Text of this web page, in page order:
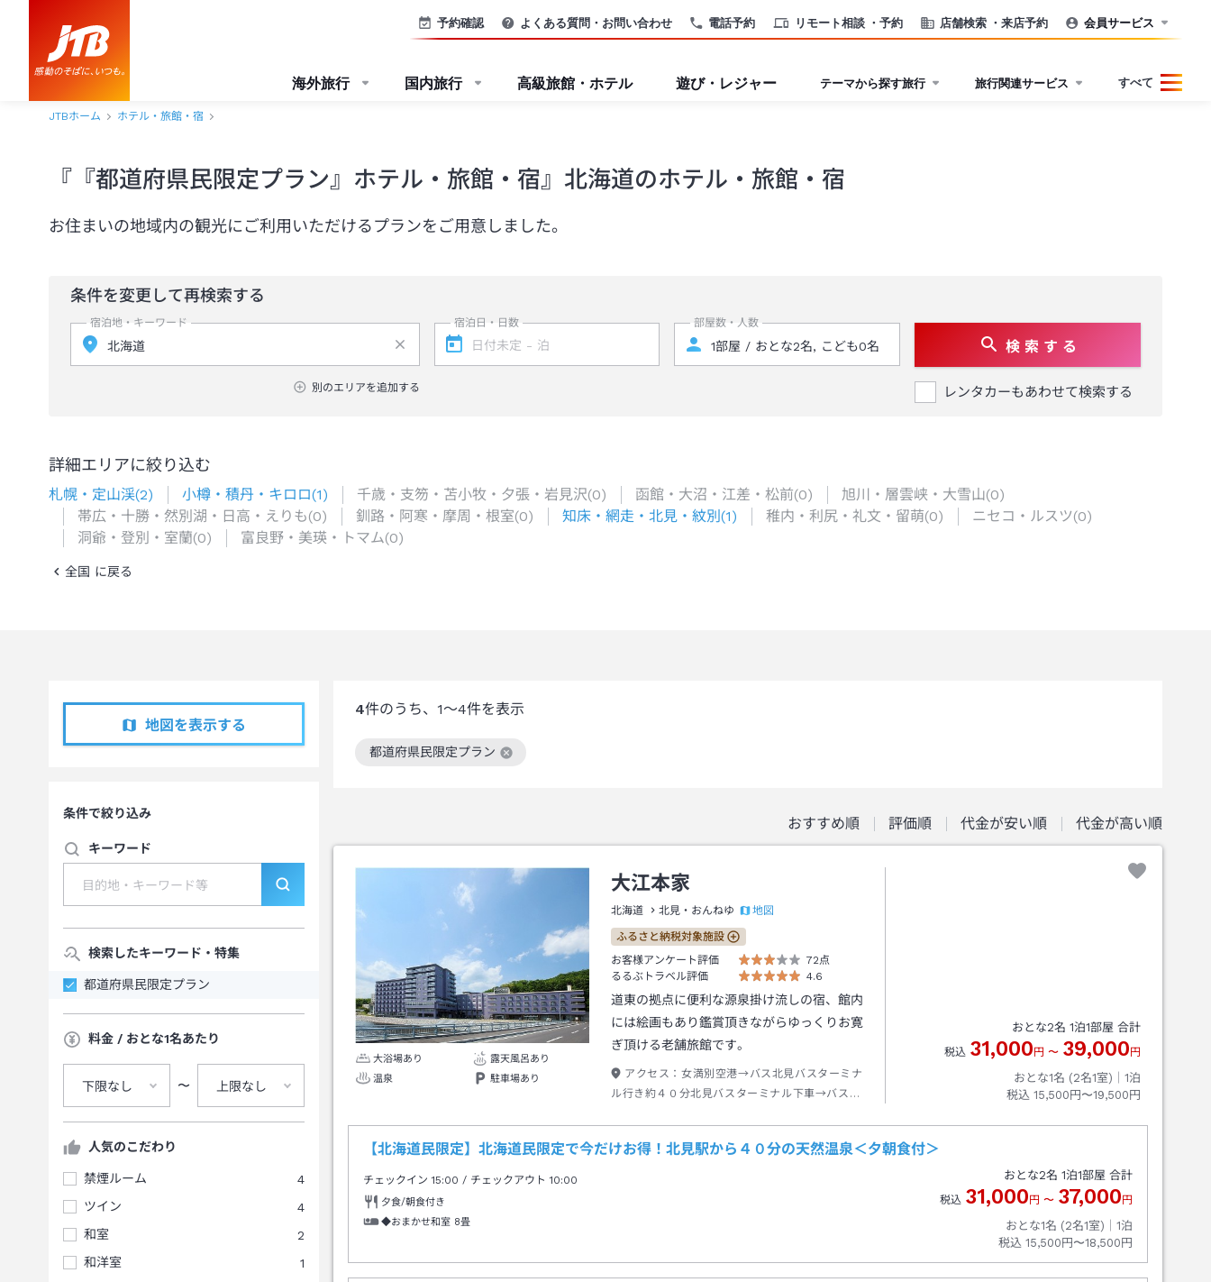
電話予約 リモート相談 ・予約 店舗検索 ・来店予約
予約確認 よくある質問・お問い合わせ 会員サービス
海外旅行 国内旅行 高級旅館・ホテル 遊び・レジャー テーマから探す旅行 旅行関連サービス すべて
JTBホーム ホテル・旅館・宿
『『都道府県民限定プラン』ホテル・旅館・宿』北海道のホテル・旅館・宿
お住まいの地域内の観光にご利用いただけるプランをご用意しました。
条件を変更して再検索する
宿泊地・キーワード
別のエリアを追加する
宿泊日・日数 部屋数・人数
検 索 す る
レンタカーもあわせて検索する
詳細エリアに絞り込む
札幌・定山渓(2) 小樽・積丹・キロロ(1) 千歳・支笏・苫小牧・夕張・岩見沢(0) 函館・大沼・江差・松前(0) 旭川・層雲峡・大雪山(0)
帯広・十勝・然別湖・日高・えりも(0) 釧路・阿寒・摩周・根室(0) 知床・網走・北見・紋別 (1) 稚内・利尻・礼文・留萌(0) ニセコ・ルスツ(0)
洞爺・登別・室蘭(0) 富良野・美瑛・トマム(0)
全国 に戻る
地図を表示する
条件で絞り込み
キーワード
検索したキーワード・特集
都道府県民限定プラン
料金 / おとな1名あたり
下限なし 〜 上限なし
人気のこだわり
禁煙ルーム
4
ツイン
4
和室
2
和洋室
1
4件のうち、 1～4件を表示
都道府県民限定プラン
この絞り込み条件を解除
おすすめ順 評価順 代金が安い順 代金が高い順
大浴場あり
露天風呂あり
温泉
駐車場あり
大江本家
北海道 北見・おんねゆ 地図
ふるさと納税対象施設
お客様アンケート評価
72点
るるぶトラベル評価
4.6
道東の拠点に便利な源泉掛け流しの宿、館内
には絵画もあり鑑賞頂きながらゆっくりお寛
ぎ頂ける老舗旅館です。
アクセス： 女満別空港→バス北見バスターミナ
ル行き約４０分北見バスターミナル下車→バス温
おとな2名 1泊1部屋 合計
税込 31,000 円 〜 39,000 円
おとな1名 (2名1室)｜ 1泊
税込 15,500円〜19,500円
【北海道民限定】北海道民限定で今だけお得！北見駅から４０分の天然温泉＜夕朝食付＞
チェックイン15:00 / チェックアウト 10:00
夕食/朝食付き
◆おまかせ和室 8畳
おとな2名 1泊1部屋 合計
税込 31,000 円 〜 37,000 円
おとな1名 (2名1室)｜ 1泊
税込 15,500円〜18,500円